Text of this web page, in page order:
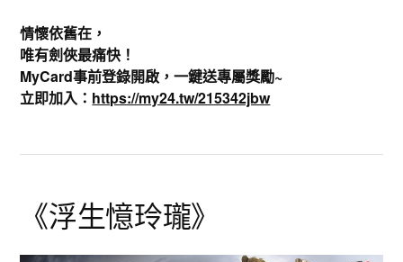
情懷依舊在，
唯有劍俠最痛快！
MyCard事前登錄開啟，一鍵送專屬獎勵~
立即加入： https://my24.tw/215342jbw
《浮生憶玲瓏》